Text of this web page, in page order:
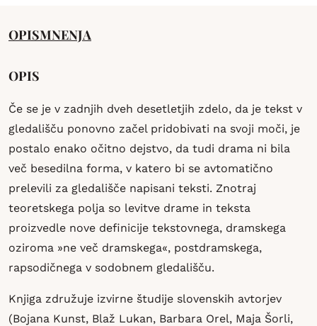
OPISMNENJA
OPIS
Če se je v zadnjih dveh desetletjih zdelo, da je tekst v
gledališču ponovno začel pridobivati na svoji moči, je
postalo enako očitno dejstvo, da tudi drama ni bila
več besedilna forma, v katero bi se avtomatično
prelevili za gledališče napisani teksti. Znotraj
teoretskega polja so levitve drame in teksta
proizvedle nove definicije tekstovnega, dramskega
oziroma »ne več dramskega«, postdramskega,
rapsodičnega v sodobnem gledališču.
Knjiga združuje izvirne študije slovenskih avtorjev
(Bojana Kunst, Blaž Lukan, Barbara Orel, Maja Šorli,